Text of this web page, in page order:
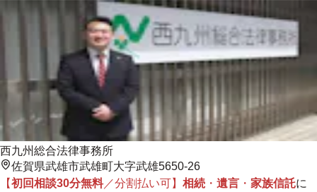
西九州総合法律事務所
佐賀県武雄市武雄町大字武雄5650-26
【初回相談30分無料／分割払い可】 相続 ・ 遺言 ・ 家族信託に